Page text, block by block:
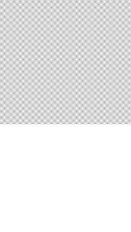
력단
원연구센터
실
기타공고
수요조사
자문
회사
가족회사
소개
가족회사
목록
기기원
공동기기원
소개
보유장비목록
나눔
자회사 소개